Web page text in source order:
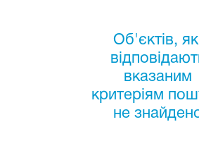
Об'єктів,
вказаним
критеріям
не